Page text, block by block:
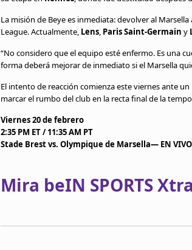
La misión de Beye es inmediata: devolver al
League. Actualmente, Lens, Paris Saint-Germain y
“No considero que el equipo esté enfermo. Es una
forma deberá mejorar de inmediato si el Marsella
El intento de reacción comienza este viernes ante
marcar el rumbo del club en la recta final de la
Viernes 20 de febrero
2:35 PM ET / 11:35 AM PT
Stade Brest vs. Olympique de Marsella— EN VIVO
Mira beIN SPORTS